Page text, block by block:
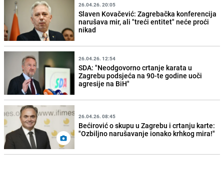
26.04.26. 20:05
Slaven Kovačević: Zagrebačka konferencija
narušava mir, ali "treći entitet" neće proći
nikad
26.04.26. 12:54
SDA: "Neodgovorno crtanje karata u
Zagrebu podsjeća na 90-te godine uoči
agresije na BiH"
26.04.26. 08:45
Bećirović o skupu u Zagrebu i crtanju karte:
"Ozbiljno narušavanje ionako krhkog mira!"